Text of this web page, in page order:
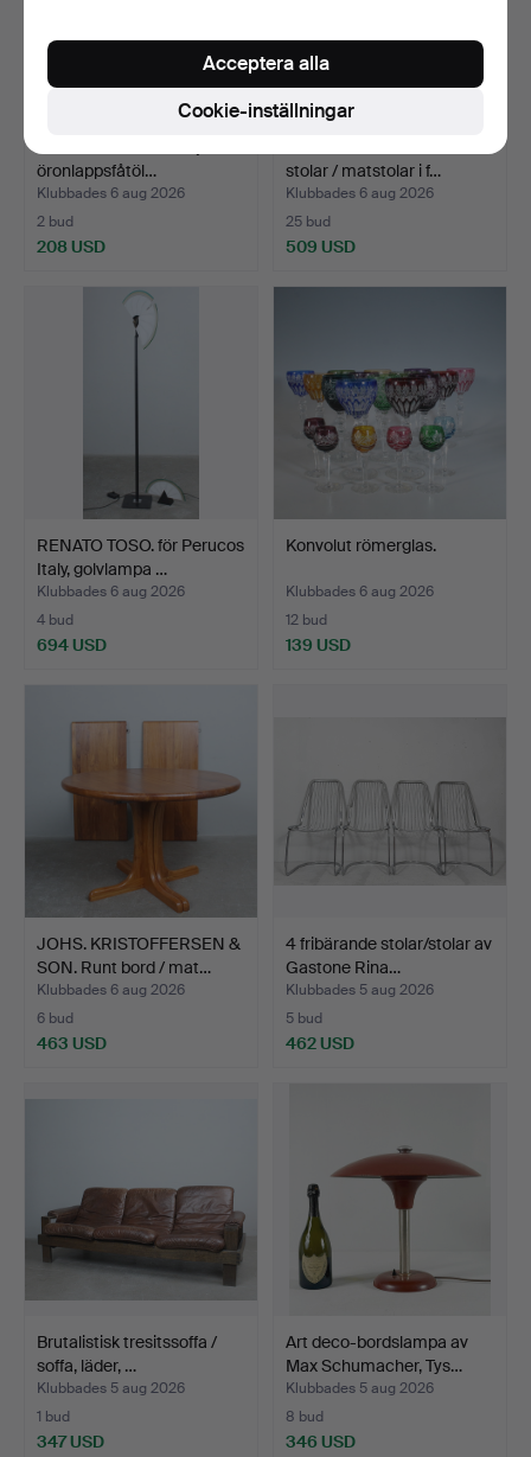
öronlappsfåtöl…
Klubbades 6 aug 2026
2 bud
208 USD
stolar / matstolar i f…
Klubbades 6 aug 2026
25 bud
509 USD
RENATO TOSO. för Perucos
Italy, golvlampa …
Klubbades 6 aug 2026
4 bud
694 USD
Konvolut römerglas.
Klubbades 6 aug 2026
12 bud
139 USD
JOHS. KRISTOFFERSEN &
SON. Runt bord / mat…
Klubbades 6 aug 2026
6 bud
463 USD
4 fribärande stolar/stolar av
Gastone Rina…
Klubbades 5 aug 2026
5 bud
462 USD
Brutalistisk tresitssoffa /
soffa, läder, …
Klubbades 5 aug 2026
1 bud
347 USD
Art deco-bordslampa av
Max Schumacher, Tys…
Klubbades 5 aug 2026
8 bud
346 USD
Cookie-inställningar
Acceptera alla